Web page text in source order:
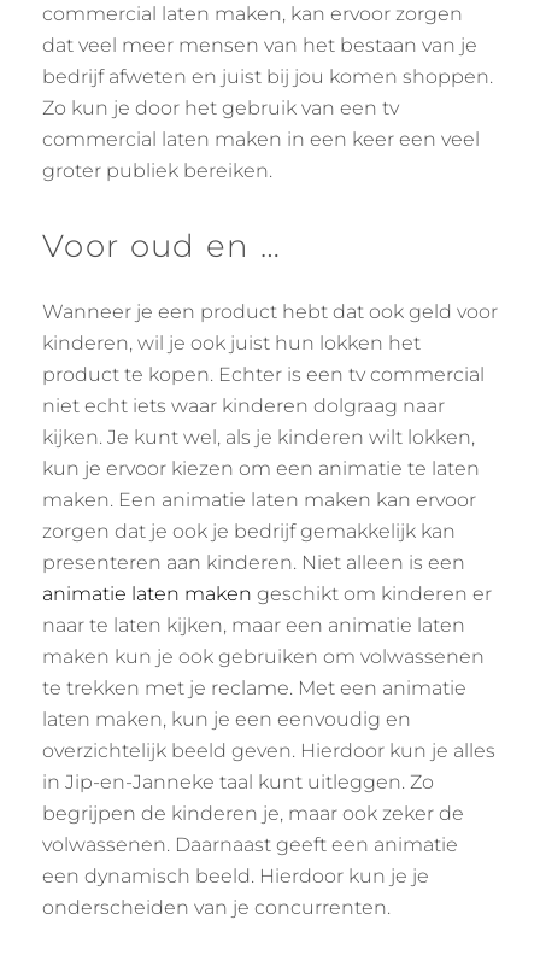
commercial laten maken, kan ervoor zorgen
dat veel meer mensen van het bestaan van je
bedrijf afweten en juist bij jou komen shoppen.
Zo kun je door het gebruik van een tv
commercial laten maken in een keer een veel
groter publiek bereiken.
Voor oud en …
Wanneer je een product hebt dat ook geld voor
kinderen, wil je ook juist hun lokken het
product te kopen. Echter is een tv commercial
niet echt iets waar kinderen dolgraag naar
kijken. Je kunt wel, als je kinderen wilt lokken,
kun je ervoor kiezen om een animatie te laten
maken. Een animatie laten maken kan ervoor
zorgen dat je ook je bedrijf gemakkelijk kan
presenteren aan kinderen. Niet alleen is een
animatie laten maken geschikt om kinderen er
naar te laten kijken, maar een animatie laten
maken kun je ook gebruiken om volwassenen
te trekken met je reclame. Met een animatie
laten maken, kun je een eenvoudig en
overzichtelijk beeld geven. Hierdoor kun je alles
in Jip-en-Janneke taal kunt uitleggen. Zo
begrijpen de kinderen je, maar ook zeker de
volwassenen. Daarnaast geeft een animatie
een dynamisch beeld. Hierdoor kun je je
onderscheiden van je concurrenten.